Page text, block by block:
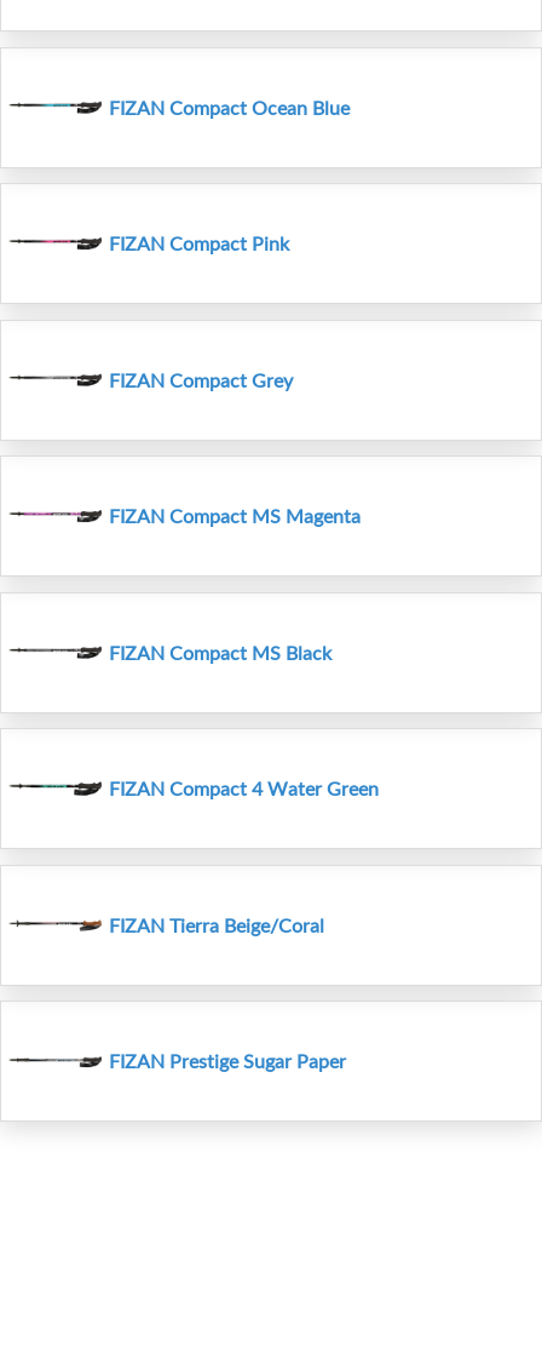
FIZAN Compact Ocean Blue
FIZAN Compact Pink
FIZAN Compact Grey
FIZAN Compact MS Magenta
FIZAN Compact MS Black
FIZAN Compact 4 Water Green
FIZAN Tierra Beige/Coral
FIZAN Prestige Sugar Paper